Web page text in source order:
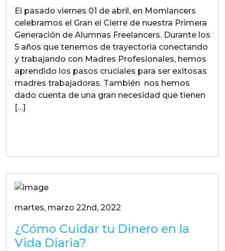
El pasado viernes 01 de abril, en Momlancers
celebramos el Gran el Cierre de nuestra Primera
Generación de Alumnas Freelancers. Durante los
5 años que tenemos de trayectoria conectando
y trabajando con Madres Profesionales, hemos
aprendido los pasos cruciales para ser exitosas
madres trabajadoras. También nos hemos
dado cuenta de una gran necesidad que tienen
[…]
martes, marzo 22nd, 2022
¿Cómo Cuidar tu Dinero en la
Vida Diaria?